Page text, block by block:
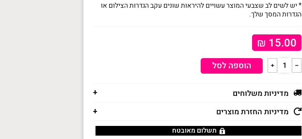
* יש לשים לב שצבעי המוצר עשויים להיראות שונים עקב הגדרות הצילום או
הגדרות המסך שלך.
₪ 15.00
כמות
פורם
חוטים
מבית
CLOVER
﹣
﹢ הוספה לסל
מדיניות משלוחים
מדיניות החזרת מוצרים
תשלום מאובטח